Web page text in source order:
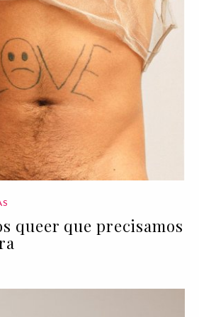
queer que precisamos